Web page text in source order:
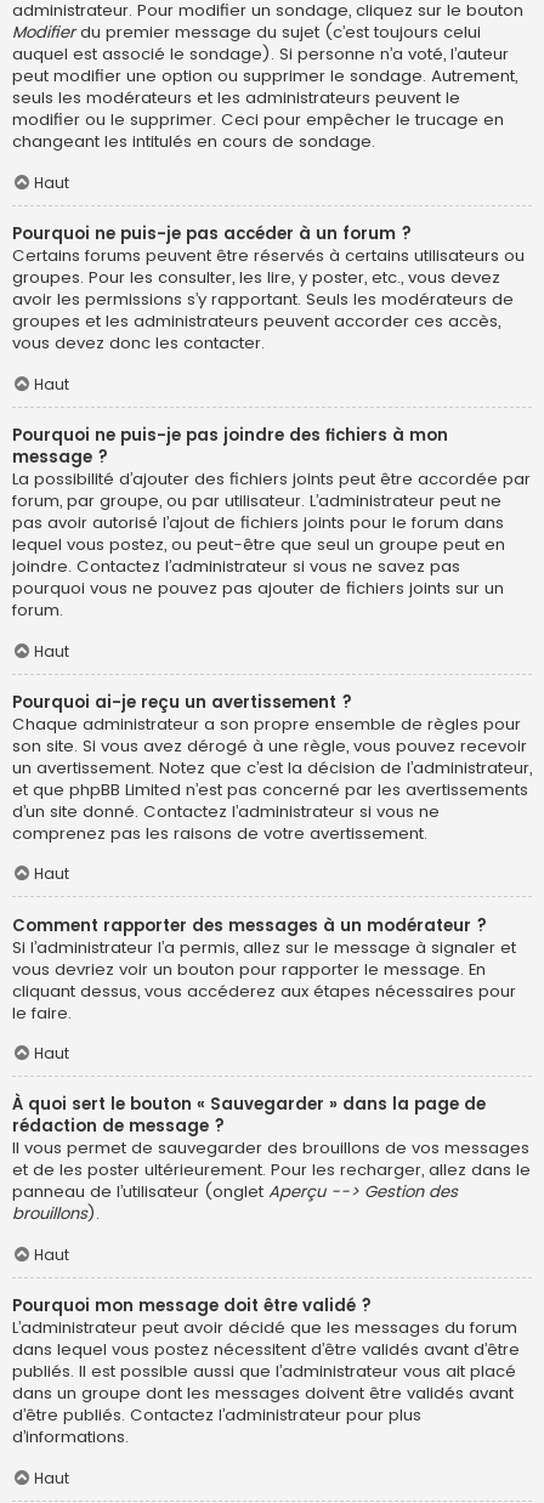
administrateur. Pour modifier un sondage, cliquez sur le bouton
Modifierdu premier message du sujet (c’est toujours celui
auquel est associé le sondage). Si personne n’a voté, l’auteur
peut modifier une option ou supprimer le sondage. Autrement,
seuls les modérateurs et les administrateurs peuvent le
modifier ou le supprimer. Ceci pour empêcher le trucage en
changeant les intitulés en cours de sondage.
Haut
Pourquoi ne puis-je pas accéder à un forum ?
Certains forums peuvent être réservés à certains utilisateurs ou
groupes. Pour les consulter, les lire, y poster, etc., vous devez
avoir les permissions s’y rapportant. Seuls les modérateurs de
groupes et les administrateurs peuvent accorder ces accès,
vous devez donc les contacter.
Haut
Pourquoi ne puis-je pas joindre des fichiers à mon
message ?
La possibilité d’ajouter des fichiers joints peut être accordée par
forum, par groupe, ou par utilisateur. L’administrateur peut ne
pas avoir autorisé l’ajout de fichiers joints pour le forum dans
lequel vous postez, ou peut-être que seul un groupe peut en
joindre. Contactez l’administrateur si vous ne savez pas
pourquoi vous ne pouvez pas ajouter de fichiers joints sur un
forum.
Haut
Pourquoi ai-je reçu un avertissement ?
Chaque administrateur a son propre ensemble de règles pour
son site. Si vous avez dérogé à une règle, vous pouvez recevoir
un avertissement. Notez que c’est la décision de l’administrateur,
et que phpBB Limited n’est pas concerné par les avertissements
d’un site donné. Contactez l’administrateur si vous ne
comprenez pas les raisons de votre avertissement.
Haut
Comment rapporter des messages à un modérateur ?
Si l’administrateur l’a permis, allez sur le message à signaler et
vous devriez voir un bouton pour rapporter le message. En
cliquant dessus, vous accéderez aux étapes nécessaires pour
le faire.
Haut
À quoi sert le bouton « Sauvegarder » dans la page de
rédaction de message ?
Il vous permet de sauvegarder des brouillons de vos messages
et de les poster ultérieurement. Pour les recharger, allez dans le
panneau de l’utilisateur (onglet Aperçu --> Gestion des
brouillons).
Haut
Pourquoi mon message doit être validé ?
L’administrateur peut avoir décidé que les messages du forum
dans lequel vous postez nécessitent d’être validés avant d’être
publiés. Il est possible aussi que l’administrateur vous ait placé
dans un groupe dont les messages doivent être validés avant
d’être publiés. Contactez l’administrateur pour plus
d’informations.
Haut